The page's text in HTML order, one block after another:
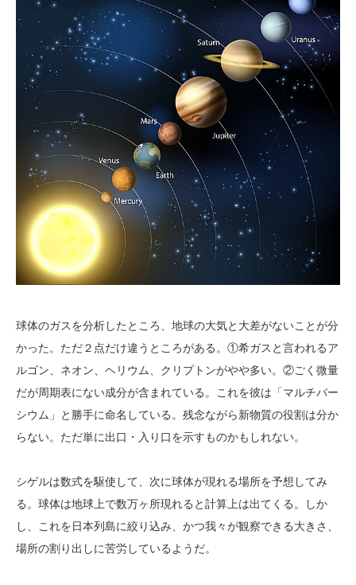
球体のガスを分析したところ、地球の大気と大差がないことが分
かった。ただ２点だけ違うところがある。①希ガスと言われるア
ルゴン、ネオン、ヘリウム、クリプトンがやや多い。②ごく微量
だが周期表にない成分が含まれている。これを彼は「マルチバー
シウム」と勝手に命名している。残念ながら新物質の役割は分か
らない。ただ単に出口・入り口を示すものかもしれない。
シゲルは数式を駆使して、次に球体が現れる場所を予想してみ
る。球体は地球上で数万ヶ所現れると計算上は出てくる。しか
し、これを日本列島に絞り込み、かつ我々が観察できる大きさ、
場所の割り出しに苦労しているようだ。